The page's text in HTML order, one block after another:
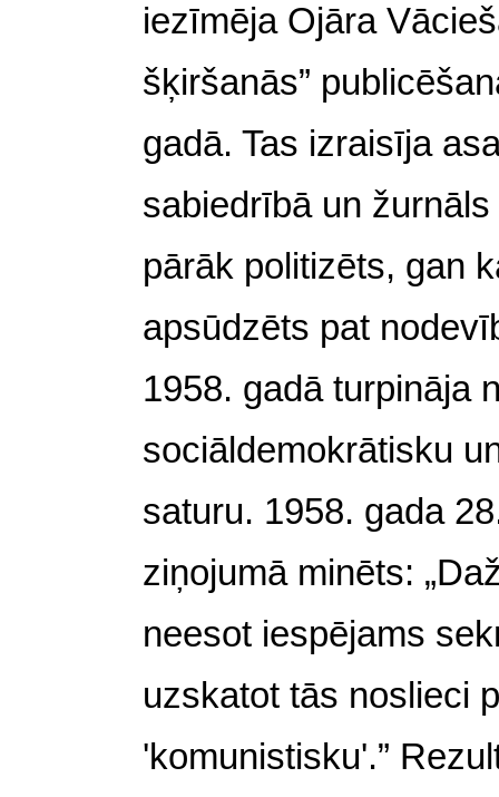
iezīmēja Ojāra
šķiršanās”
gadā. Tas izraisīja
sabiedrībā un
pārāk politizēts, gan
apsūdzēts pat
1958. gadā turpināja
sociāldemokrātisku
saturu. 1958. gada
ziņojumā minēts:
neesot iespējams
uzskatot tās noslieci
'komunistisku'.”